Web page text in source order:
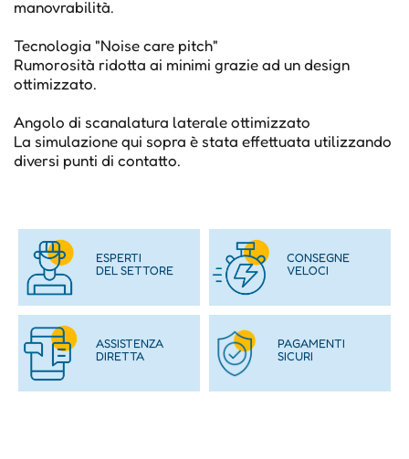
manovrabilità.
Tecnologia "Noise care pitch"
Rumorosità ridotta ai minimi grazie ad un design
ottimizzato.
Angolo di scanalatura laterale ottimizzato
La simulazione qui sopra è stata effettuata utilizzando
diversi punti di contatto.
ESPERTI
DEL SETTORE
CONSEGNE
VELOCI
ASSISTENZA
DIRETTA
PAGAMENTI
SICURI